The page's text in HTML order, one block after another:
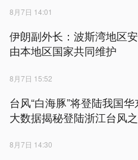
8月7日 14:01
伊朗副外长：波斯湾地区
由本地区国家共同维护
8月7日 15:52
台风“白海豚”将登陆我国
大数据揭秘登陆浙江台风
8月7日 14:30